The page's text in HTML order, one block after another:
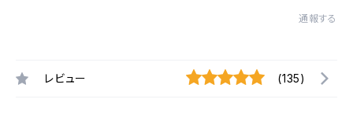
通報する
レビュー (135)